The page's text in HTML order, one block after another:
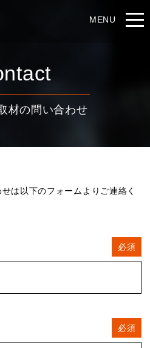
材の問い合わせ
は以下のフォームよりご連絡く
必須
必須